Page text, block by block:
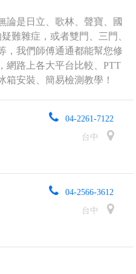
論是日立、歌林、聲寶、國
難雜症，或者雙門、三門、
，我們師傅通通都能幫您修
網路上各大平台比較、PTT
箱安裝、簡易檢測教學！
04-2261-7122
台中
04-2566-3612
台中